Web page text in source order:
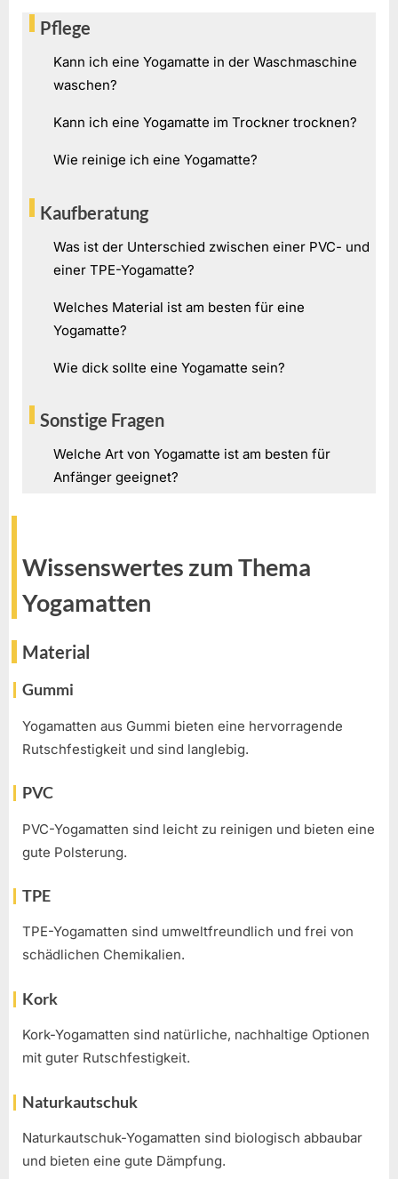
Pflege
Kann ich eine Yogamatte in der Waschmaschine
waschen?
Kann ich eine Yogamatte im Trockner trocknen?
Wie reinige ich eine Yogamatte?
Kaufberatung
Was ist der Unterschied zwischen einer PVC- und
einer TPE-Yogamatte?
Welches Material ist am besten für eine
Yogamatte?
Wie dick sollte eine Yogamatte sein?
Sonstige Fragen
Welche Art von Yogamatte ist am besten für
Anfänger geeignet?
Wissenswertes zum Thema
Yogamatten
Material
Gummi
Yogamatten aus Gummi bieten eine hervorragende
Rutschfestigkeit und sind langlebig.
PVC
PVC-Yogamatten sind leicht zu reinigen und bieten eine
gute Polsterung.
TPE
TPE-Yogamatten sind umweltfreundlich und frei von
schädlichen Chemikalien.
Kork
Kork-Yogamatten sind natürliche, nachhaltige Optionen
mit guter Rutschfestigkeit.
Naturkautschuk
Naturkautschuk-Yogamatten sind biologisch abbaubar
und bieten eine gute Dämpfung.